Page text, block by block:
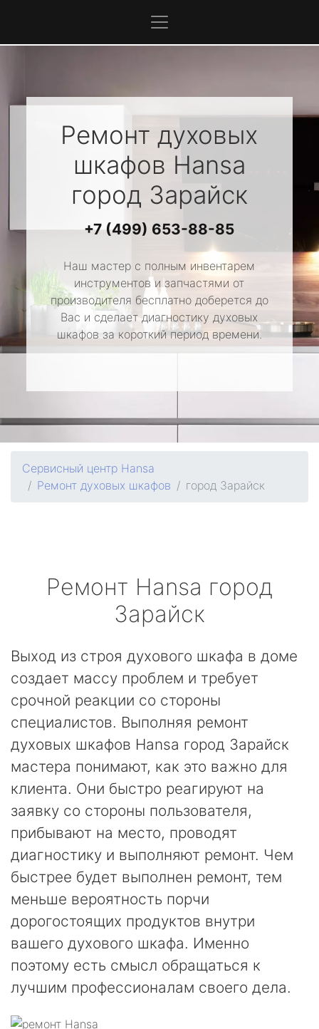
Ремонт духовых
шкафов Hansa
город Зарайск
+7 (499) 653-88-85
Наш мастер с полным инвентарем
инструментов и запчастями от
производителя бесплатно доберется до
Вас и сделает диагностику духовых
шкафов за короткий период времени.
Сервисный центр Hansa
Ремонт духовых шкафов
город Зарайск
Ремонт Hansa город
Зарайск
Выход из строя духового шкафа в доме
создает массу проблем и требует
срочной реакции со стороны
специалистов. Выполняя ремонт
духовых шкафов Hansa город Зарайск
мастера понимают, как это важно для
клиента. Они быстро реагируют на
заявку со стороны пользователя,
прибывают на место, проводят
диагностику и выполняют ремонт. Чем
быстрее будет выполнен ремонт, тем
меньше вероятность порчи
дорогостоящих продуктов внутри
вашего духового шкафа. Именно
поэтому есть смысл обращаться к
лучшим профессионалам своего дела.